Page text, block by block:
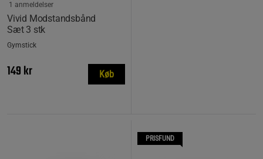
Vivid Modstandsbånd
Sæt 3 stk
1 anmeldelser
Gymstick
149 kr Køb
PRISFUND